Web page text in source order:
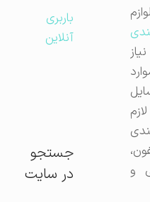
باربری
آنلاین
جستجو
در سایت